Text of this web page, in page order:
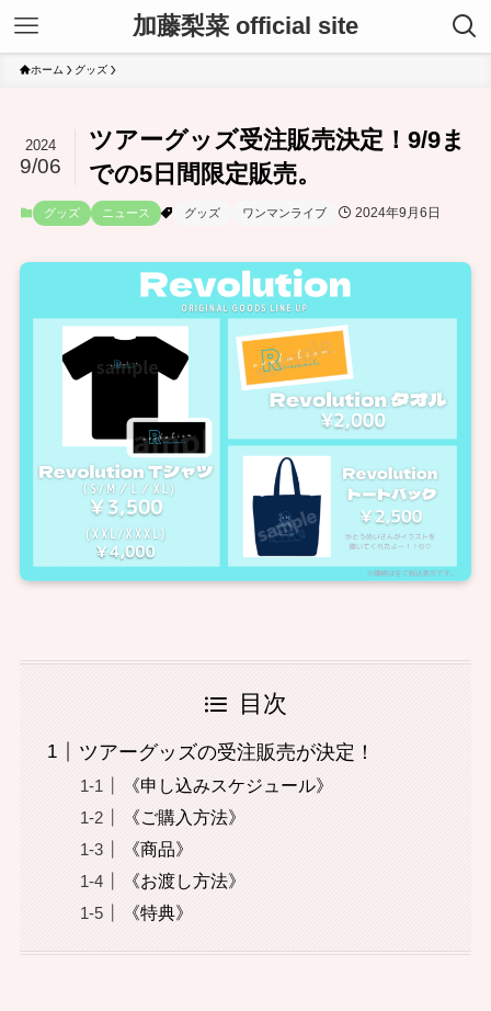
加藤梨菜 official site
ホーム グッズ
ツアーグッズ受注販売決定！9/9ま
での5日間限定販売。
2024
9/06
グッズ ニュース グッズ ワンマンライブ 2024年9月6日
目次
ツアーグッズの受注販売が決定！
《申し込みスケジュール》
《ご購入方法》
《商品》
《お渡し方法》
《特典》